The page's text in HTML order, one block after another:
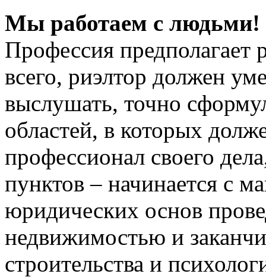
Мы работаем с людьми!
Профессия
всего, риэлтор должен
выслушать, точно
областей, в которых
профессионал своего
пунктов – начинается с
юридических основ
недвижимостью и
строительства и